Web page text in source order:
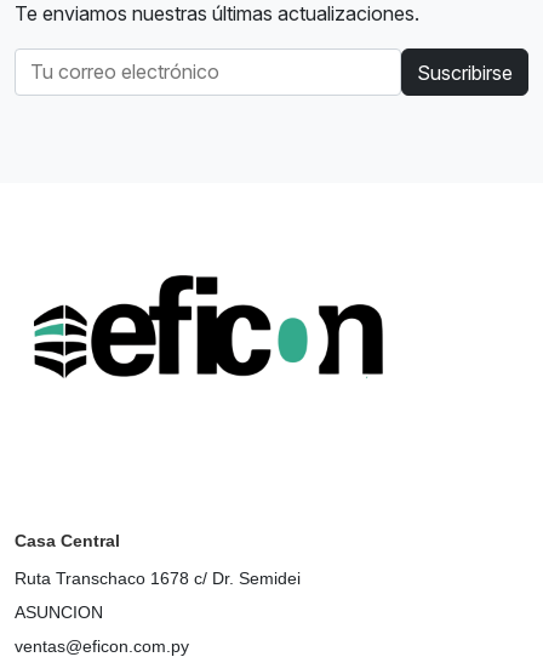
Te enviamos nuestras últimas actualizaciones.
Suscribirse
Casa Central
Ruta Transchaco 1678 c/ Dr. Semidei
ASUNCION
ventas@eficon.com.py